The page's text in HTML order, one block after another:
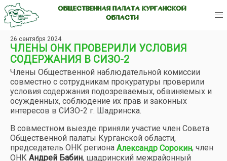
ОБЩЕСТВЕННАЯ ПАЛАТА КУРГАНСКОЙ
ОБЛАСТИ
26 сентября 2024
ЧЛЕНЫ ОНК ПРОВЕРИЛИ УСЛОВИЯ
СОДЕРЖАНИЯ В СИЗО-2
Члены Общественной наблюдательной комиссии
совместно с сотрудникам прокуратуры проверили
условия содержания подозреваемых, обвиняемых и
осужденных, соблюдение их прав и законных
интересов в СИЗО-2 г. Шадринска.
В совместном выезде приняли участие член Совета
Общественной палаты Курганской области,
председатель ОНК региона Александр Сорокин, член
ОНК Андрей Бабин, шадринский межрайонный